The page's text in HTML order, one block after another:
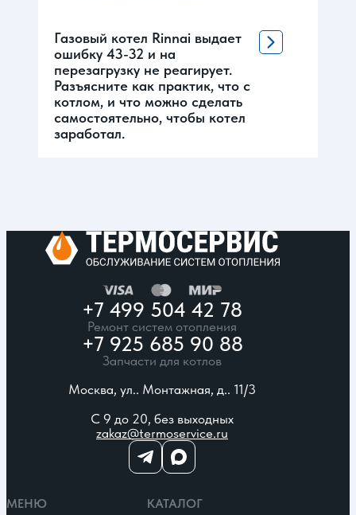
Газовый котел Rinnai выдает
ошибку 43-32 и на
перезагрузку не реагирует.
Разъясните как практик, что с
котлом, и что можно сделать
самостоятельно, чтобы котел
заработал.
+7 499 504 42 78
Ремонт систем отопления
+7 925 685 90 88
Запчасти для котлов
Москва, ул.. Монтажная, д.. 11/3
С 9 до 20, без выходных
zakaz@termoservice.ru
МЕНЮ КАТАЛОГ